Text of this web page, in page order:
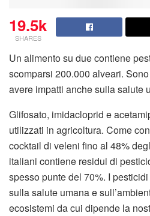
19.5k
SHARES
Un alimento su due contiene
scomparsi 200.000 alveari.
avere impatti anche sulla salute
Glifosato, imidacloprid e
utilizzati in agricoltura. Come
cocktail di veleni fino al 48%
italiani contiene residui di
spesso punte del 70%. I
sulla salute umana e
ecosistemi da cui dipende la